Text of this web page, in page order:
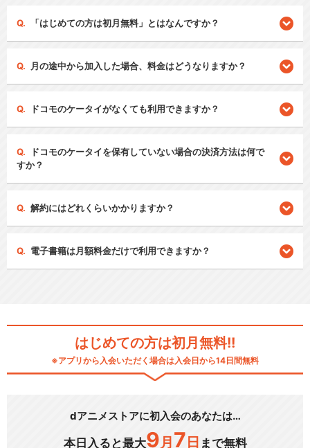
「はじめての方は初月無料」とはなんですか？
月の途中から加入した場合、料金はどうなりますか？
ドコモのケータイがなくても利用できますか？
ドコモのケータイを保有していない場合の決済方法は何で
すか？
解約にはどれくらいかかりますか？
電子書籍は月額料金だけで利用できますか？
はじめての方は初月無料!!
※アプリから入会いただく場合は入会日から14日間無料
dアニメストアに初入会のあなたは…
本日入ると最大9 月 7 日 まで無料